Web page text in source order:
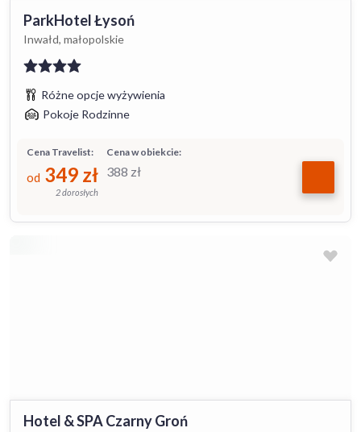
ParkHotel Łysoń
Inwałd, małopolskie
Różne opcje wyżywienia
Pokoje Rodzinne
Cena w obiekcie:
388 zł
Cena Travelist:
od 349 zł
2 dorosłych
Hotel & SPA Czarny Groń